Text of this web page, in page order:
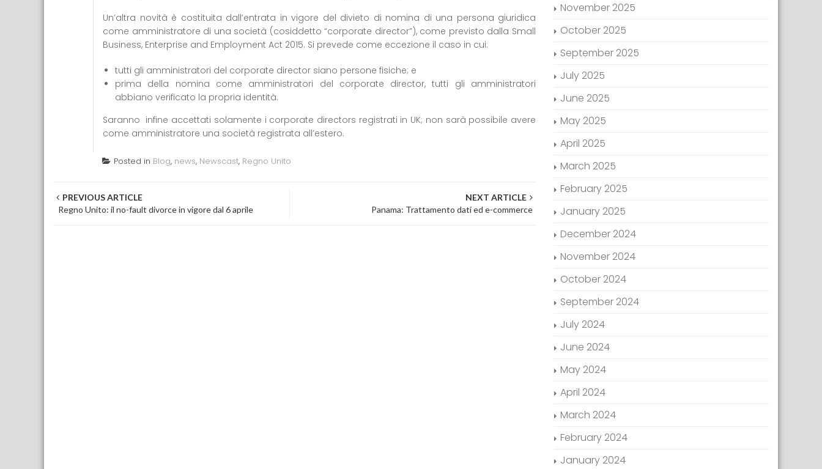
Un’altra novità è costituita dall’entrata in vigore del divieto di nomina di una persona giuridica
come amministratore di una società (cosiddetto “corporate director”), come previsto dalla Small
Business, Enterprise and Employment Act 2015. Si prevede come eccezione il caso in cui:
tutti gli amministratori del corporate director siano persone fisiche; e
prima della nomina come amministratori del corporate director, tutti gli amministratori
abbiano verificato la propria identità.
Saranno infine accettati solamente i corporate directors registrati in UK; non sarà possibile avere
come amministratore una società registrata all’estero.
Posted in Blog, news, Newscast, Regno Unito
Post navigation
PREVIOUS ARTICLE
Regno Unito: il no-fault divorce in vigore dal 6 aprile
NEXT ARTICLE
Panama: Trattamento dati ed e-commerce
November 2025
October 2025
September 2025
July 2025
June 2025
May 2025
April 2025
March 2025
February 2025
January 2025
December 2024
November 2024
October 2024
September 2024
July 2024
June 2024
May 2024
April 2024
March 2024
February 2024
January 2024